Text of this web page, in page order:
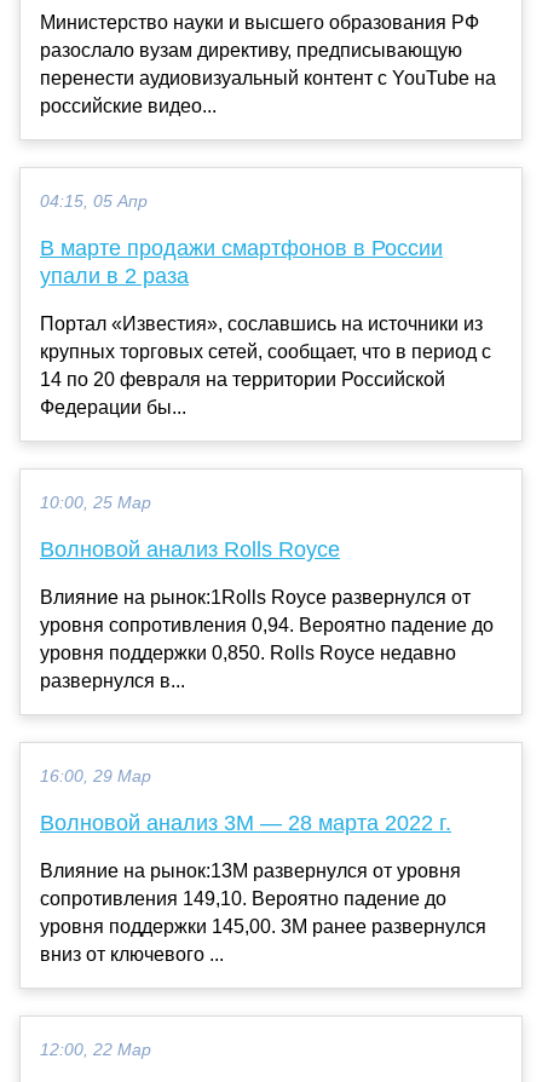
Министерство науки и высшего образования РФ
разослало вузам директиву, предписывающую
перенести аудиовизуальный контент с YouTube на
российские видео...
04:15, 05 Апр
В марте продажи смартфонов в России
упали в 2 раза
Портал «Известия», сославшись на источники из
крупных торговых сетей, сообщает, что в период с
14 по 20 февраля на территории Российской
Федерации бы...
10:00, 25 Мар
Волновой анализ Rolls Royce
Влияние на рынок:1Rolls Royce развернулся от
уровня сопротивления 0,94. Вероятно падение до
уровня поддержки 0,850. Rolls Royce недавно
развернулся в...
16:00, 29 Мар
Волновой анализ 3M — 28 марта 2022 г.
Влияние на рынок:13M развернулся от уровня
сопротивления 149,10. Вероятно падение до
уровня поддержки 145,00. 3M ранее развернулся
вниз от ключевого ...
12:00, 22 Мар